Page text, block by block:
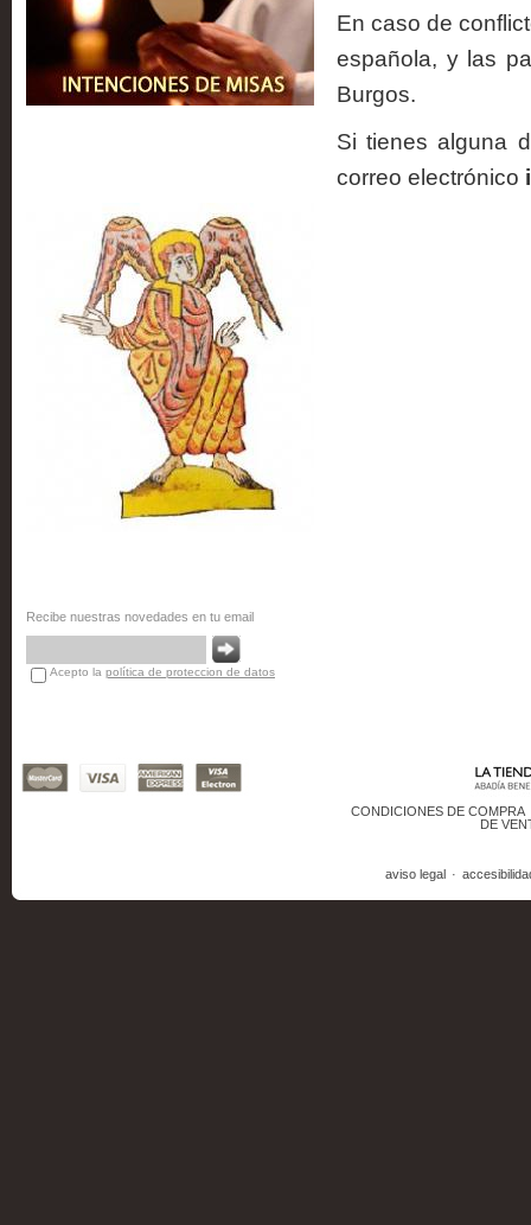
Recibe nuestras novedades en tu email
Acepto la política de proteccion de datos
En caso de
española, y las
Burgos.
Si tienes alguna
correo electrónico
CONDICIONES DE COMPRA
DE
aviso legal ·